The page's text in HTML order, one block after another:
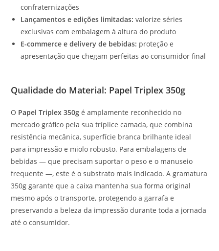
confraternizações
Lançamentos e edições limitadas: valorize séries
exclusivas com embalagem à altura do produto
E-commerce e delivery de bebidas: proteção e
apresentação que chegam perfeitas ao consumidor final
Qualidade do Material: Papel Triplex 350g
O Papel Triplex 350g é amplamente reconhecido no
mercado gráfico pela sua tríplice camada, que combina
resistência mecânica, superfície branca brilhante ideal
para impressão e miolo robusto. Para embalagens de
bebidas — que precisam suportar o peso e o manuseio
frequente —, este é o substrato mais indicado. A gramatura
350g garante que a caixa mantenha sua forma original
mesmo após o transporte, protegendo a garrafa e
preservando a beleza da impressão durante toda a jornada
até o consumidor.